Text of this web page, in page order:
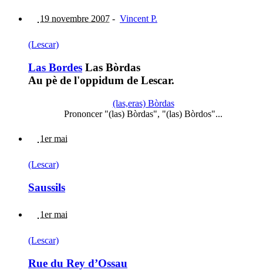
19 novembre 2007 - Vincent P.
(Lescar)
Las Bordes Las Bòrdas
Au pè de l'oppidum de Lescar.
(las,eras) Bòrdas
Prononcer "(las) Bòrdas", "(las) Bòrdos"...
1er mai
(Lescar)
Saussils
1er mai
(Lescar)
Rue du Rey d’Ossau